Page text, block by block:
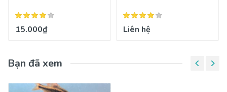
15.000₫ Liên hệ
Bạn đã xem